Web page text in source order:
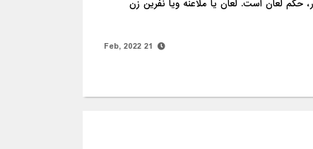
حکم لعان است. لعان یا ملاعنه ویا نفرین زن
21 Feb, 2022